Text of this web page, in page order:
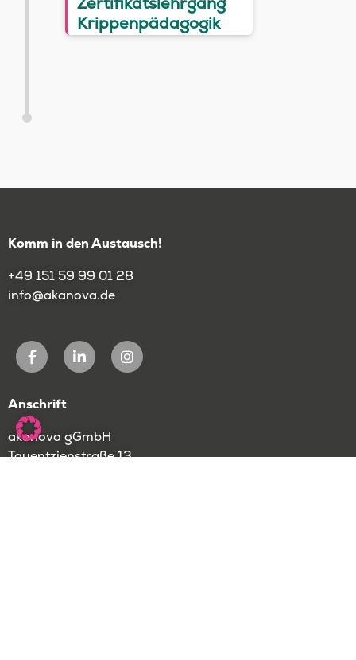
Krippenpädagogik
Komm in den Austausch!
+49 151 59 99 01 28
info@akanova.de
Anschrift
akanova gGmbH
Tauentzienstraße 13